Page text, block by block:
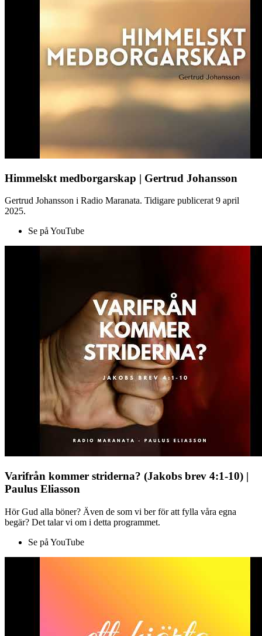
Himmelskt medborgarskap | Gertrud Johansson
Gertrud Johansson i Radio Maranata. Tidigare publicerat 9 april
2025.
Se på YouTube
Varifrån kommer striderna? (Jakobs brev 4:1-10) |
Paulus Eliasson
Hör Gud alla böner? Även de som vi ber för att fylla våra egna
begär? Det talar vi om i detta programmet.
Se på YouTube